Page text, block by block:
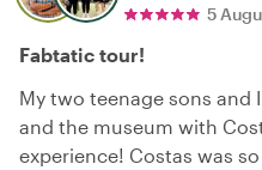
5
Fabtatic tour!
My two teenage sons
and the museum with
experience! Costas was